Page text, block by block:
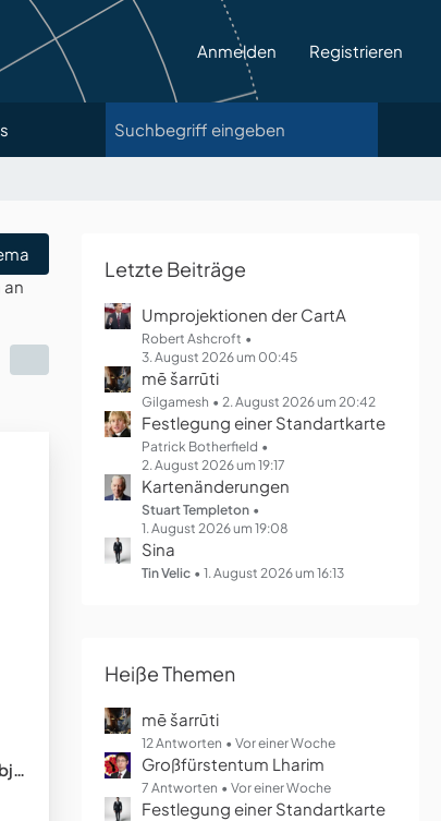
Anmelden Registrieren
Letzte Beiträge
Umprojektionen der CartA
Robert Ashcroft
3. August 2026 um 00:45
mē šarrūti
Gilgamesh 2. August 2026 um 20:42
Festlegung einer Standartkarte
Patrick Botherfield
2. August 2026 um 19:17
Kartenänderungen
Stuart Templeton
1. August 2026 um 19:08
Sina
Tin Velic 1. August 2026 um 16:13
Heiße Themen
mē šarrūti
12 Antworten Vor einer Woche
Großfürstentum Lharim
7 Antworten Vor einer Woche
Festlegung einer Standartkarte